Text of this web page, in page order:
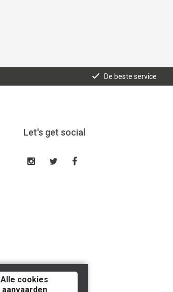
De beste service
Let's get social
Alle cookies
aanvaarden